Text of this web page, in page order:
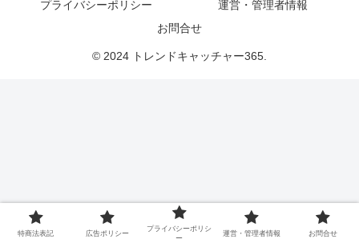
プライバシーポリシー
運営・管理者情報
お問合せ
© 2024 トレンドキャッチャー365.
特商法表記 広告ポリシー
プライバシーポリシ
ー
運営・管理者情報 お問合せ